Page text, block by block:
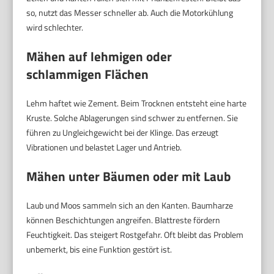
so, nutzt das Messer schneller ab. Auch die Motorkühlung
wird schlechter.
Mähen auf lehmigen oder
schlammigen Flächen
Lehm haftet wie Zement. Beim Trocknen entsteht eine harte
Kruste. Solche Ablagerungen sind schwer zu entfernen. Sie
führen zu Ungleichgewicht bei der Klinge. Das erzeugt
Vibrationen und belastet Lager und Antrieb.
Mähen unter Bäumen oder mit Laub
Laub und Moos sammeln sich an den Kanten. Baumharze
können Beschichtungen angreifen. Blattreste fördern
Feuchtigkeit. Das steigert Rostgefahr. Oft bleibt das Problem
unbemerkt, bis eine Funktion gestört ist.